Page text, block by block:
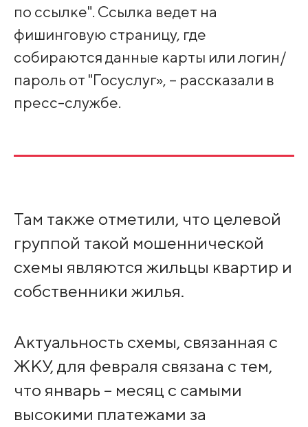
по ссылке". Ссылка ведет на
фишинговую страницу, где
собираются данные карты или логин/
пароль от "Госуслуг», – рассказали в
пресс-службе.
Там также отметили, что целевой
группой такой мошеннической
схемы являются жильцы квартир и
собственники жилья.
Актуальность схемы, связанная с
ЖКУ, для февраля связана с тем,
что январь – месяц с самыми
высокими платежами за